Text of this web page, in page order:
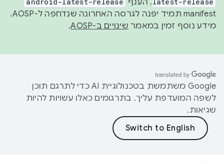
. הענף
manifest תמיד יפנה לגרסה האחרונה שנדחפה ל-AOSP.
מידע נוסף זמין במאמר שינויים ב-AOSP .
‫Google משתמשת בטכנולוגיית AI כדי לתרגם תוכן
לשפה המועדפת עליך. בתרגומים כאלו עשויות להיות
שגיאות.